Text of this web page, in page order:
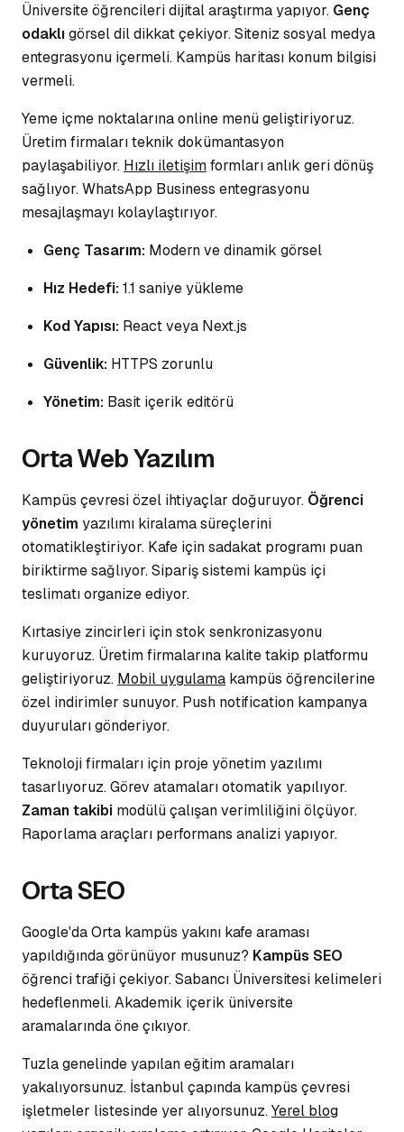
Üniversite öğrencileri dijital araştırma yapıyor. Genç
odaklıgörsel dil dikkat çekiyor. Siteniz sosyal medya
entegrasyonu içermeli. Kampüs haritası konum bilgisi
vermeli.
Yeme içme noktalarına online menü geliştiriyoruz.
Üretim firmaları teknik dokümantasyon
paylaşabiliyor. Hızlı iletişimformları anlık geri dönüş
sağlıyor. WhatsApp Business entegrasyonu
mesajlaşmayı kolaylaştırıyor.
Genç Tasarım: Modern ve dinamik görsel
Hız Hedefi:1.1 saniye yükleme
Kod Yapısı: React veya Next.js
Güvenlik: HTTPS zorunlu
Yönetim: Basit içerik editörü
Orta Web Yazılım
Kampüs çevresi özel ihtiyaçlar doğuruyor. Öğrenci
yönetim yazılımı kiralama süreçlerini
otomatikleştiriyor. Kafe için sadakat programı puan
biriktirme sağlıyor.Sipariş sistemi kampüs içi
teslimatı organize ediyor.
Kırtasiye zincirleri için stok senkronizasyonu
kuruyoruz. Üretim firmalarına kalite takip platformu
geliştiriyoruz. Mobil uygulama kampüs öğrencilerine
özel indirimler sunuyor. Push notification kampanya
duyuruları gönderiyor.
Teknoloji firmaları için proje yönetim yazılımı
tasarlıyoruz. Görev atamaları otomatik yapılıyor.
Zaman takibi modülü çalışan verimliliğini ölçüyor.
Raporlama araçları performans analizi yapıyor.
Orta SEO
Google'da Orta kampüs yakını kafe araması
yapıldığında görünüyor musunuz? Kampüs SEO
öğrenci trafiği çekiyor. Sabancı Üniversitesi kelimeleri
hedeflenmeli.Akademik içerik üniversite
aramalarında öne çıkıyor.
Tuzla genelinde yapılan eğitim aramaları
yakalıyorsunuz. İstanbul çapında kampüs çevresi
işletmeler listesinde yer alıyorsunuz.Yerel blog